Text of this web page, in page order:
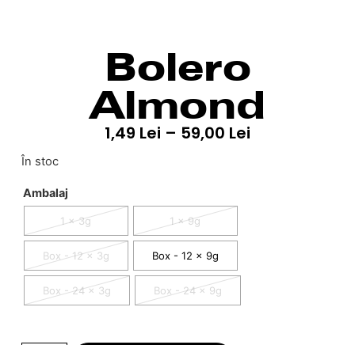
Bolero
Almond
1,49 Lei – 59,00 Lei
În stoc
Ambalaj
1 x 3g 1 x 9g
Box - 12 x 3g Box - 12 x 9g
Box - 24 x 3g Box - 24 x 9g